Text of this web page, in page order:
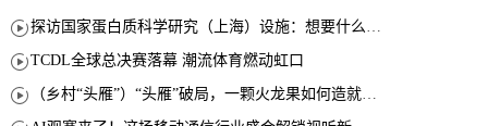
TCDL全球总决赛落幕 潮流体育燃动虹口